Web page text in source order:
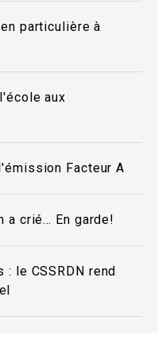
particulière à
aux
Facteur A
a crié… En garde!
le CSSRDN rend